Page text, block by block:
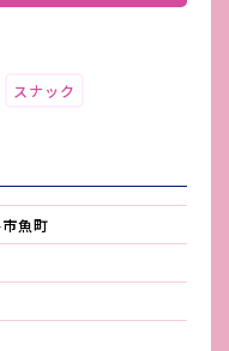
スナック
魚町